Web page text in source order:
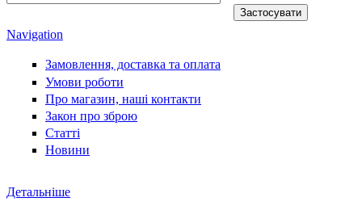
Navigation
Замовлення, доставка та оплата
Умови роботи
Про магазин, наші контакти
Закон про зброю
Статті
Новини
Детальніше